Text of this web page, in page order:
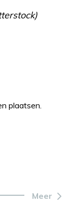
plaatsen.
Meer